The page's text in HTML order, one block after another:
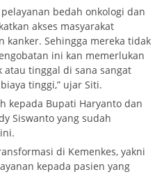
bedah onkologi dan
akses masyarakat
kanker. Sehingga mereka tidak
ini kan memerlukan
atau tinggal di sana sangat
tinggi,” ujar Siti.
kepada Bupati Haryanto dan
Siswanto yang sudah
di Kemenkes, yakni
kepada pasien yang